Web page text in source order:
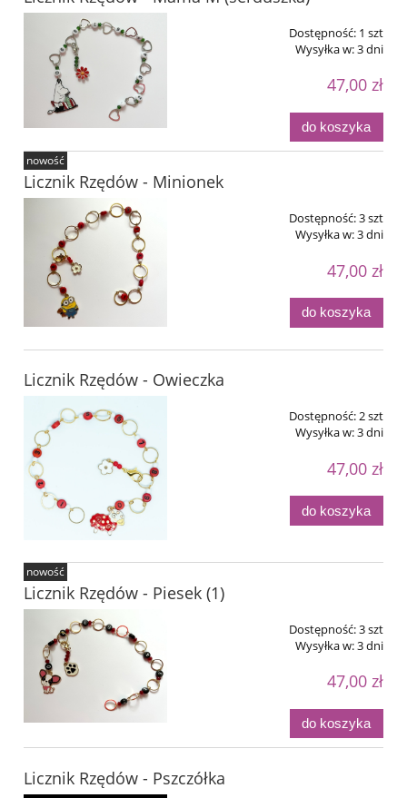
Dostępność: 1 szt
Wysyłka w:3 dni
47,00 zł
do koszyka
Licznik Rzędów - Minionek
Dostępność:3 szt
Wysyłka w:3 dni
47,00 zł
do koszyka
nowość
Licznik Rzędów - Owieczka
Dostępność:2 szt
Wysyłka w:3 dni
47,00 zł
do koszyka
Licznik Rzędów - Piesek (1)
Dostępność:3 szt
Wysyłka w:3 dni
47,00 zł
do koszyka
nowość
Licznik Rzędów - Pszczółka